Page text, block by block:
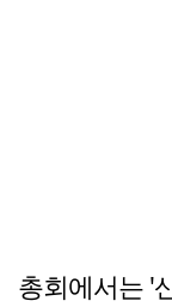
총회에서는 '